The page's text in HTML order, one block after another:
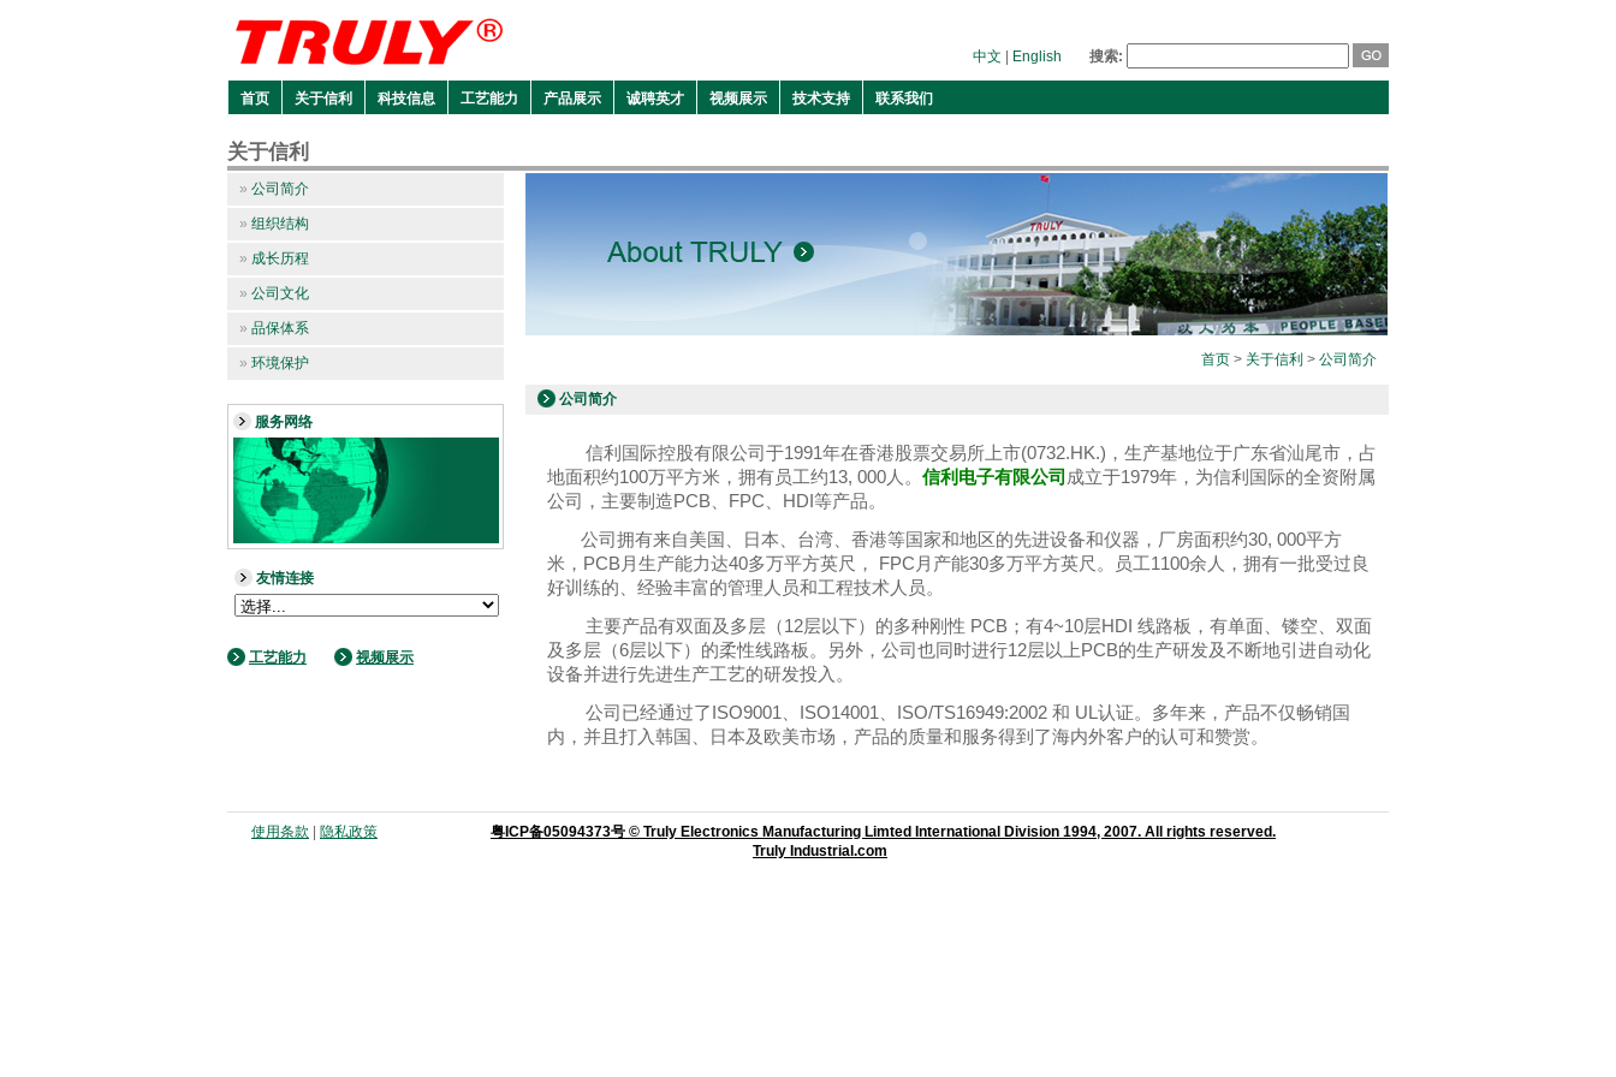
中文 English 搜索:
首页 关于信利 科技信息 工艺能力 产品展示 诚聘英才 视频展示 技术支持 联系我们
关于信利
» 公司简介
» 组织结构
» 成长历程
» 公司文化
» 品保体系
» 环境保护
服务网络
友情连接
工艺能力 视频展示
首页 > 关于信利 > 公司简介
公司简介
信利国际控股有限公司于1991年在香港股票交易所上市(0732.HK.)，生产基地位于广东省汕尾市，占
地面积约100万平方米，拥有员工约13, 000人。 信利电子有限公司 成立于1979年，为信利国际的全资附属
公司，主要制造PCB、FPC、HDI等产品。
公司拥有来自美国、日本、台湾、香港等国家和地区的先进设备和仪器，厂房面积约30, 000平方
米，PCB月生产能力达40多万平方英尺， FPC月产能30多万平方英尺。员工1100余人，拥有一批受过良
好训练的、经验丰富的管理人员和工程技术人员。
主要产品有双面及多层（12层以下）的多种刚性 PCB；有4~10层HDI 线路板，有单面、镂空、双面
及多层（6层以下）的柔性线路板。另外，公司也同时进行12层以上PCB的生产研发及不断地引进自动化
设备并进行先进生产工艺的研发投入。
公司已经通过了ISO9001、ISO14001、ISO/TS16949:2002 和 UL认证。多年来，产品不仅畅销国
内，并且打入韩国、日本及欧美市场，产品的质量和服务得到了海内外客户的认可和赞赏。
使用条款 隐私政策
粤ICP备05094373号 © Truly Electronics Manufacturing Limted International Division 1994, 2007. All rights reserved.
Truly Industrial.com